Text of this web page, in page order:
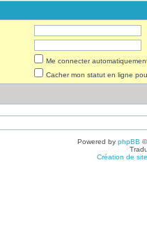
Me connecter
Cacher mon statut en ligne
Powered by phpBB
Création de